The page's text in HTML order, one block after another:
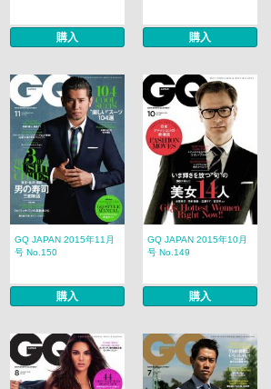
購入 購入
GQ JAPAN 2015年11月
号 No.150
購入
GQ JAPAN 2015年10月
号 No.149
購入